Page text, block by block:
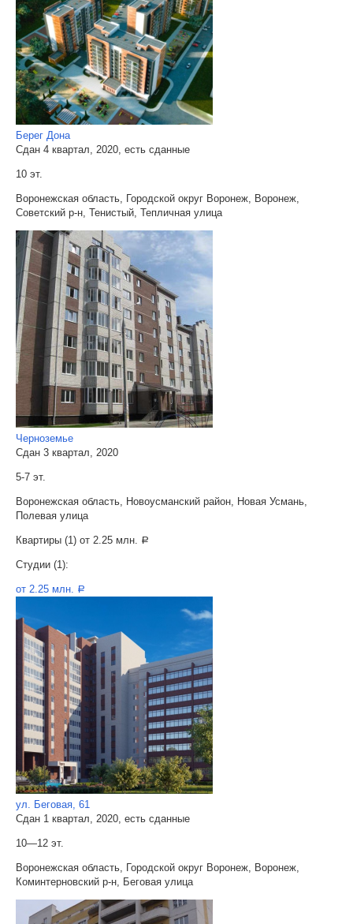
Берег Дона
Сдан 4 квартал, 2020, есть сданные
10 эт.
Воронежская область, Городской округ Воронеж, Воронеж,
Советский р-н, Тенистый, Тепличная улица
Черноземье
Сдан 3 квартал, 2020
5-7 эт.
Воронежская область, Новоусманский район, Новая Усмань,
Полевая улица
Квартиры (1) от 2.25 млн. a
Студии (1):
от 2.25 млн. a
ул. Беговая, 61
Сдан 1 квартал, 2020, есть сданные
10—12 эт.
Воронежская область, Городской округ Воронеж, Воронеж,
Коминтерновский р-н, Беговая улица